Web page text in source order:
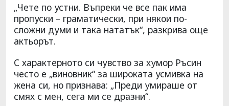
„Чете по устни. Въпреки че все пак има
пропуски – граматически, при някои по-
сложни думи и така нататък“, разкрива още
актьорът.
С характерното си чувство за хумор Ръсин
често е „виновник“ за широката усмивка на
жена си, но признава: „Преди умираше от
смях с мен, сега ми се дразни“.